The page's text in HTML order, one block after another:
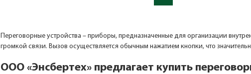
Переговорные устройства – приборы, предназначенные для организации
громкой связи. Вызов осуществляется обычным нажатием кнопки, что
ООО «Энсбертех» предлагает купить